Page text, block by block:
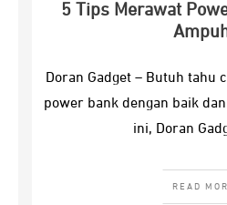
5 Tips Merawat
Doran Gadget – Butuh tahu
power bank dengan baik
ini, Doran
READ